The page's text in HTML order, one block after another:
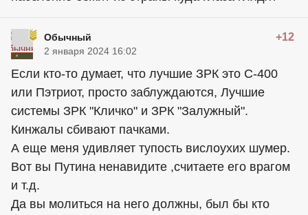
Обычный +12
2 января 2024 16:02
Если кто-то думает, что лучшие ЗРК это С-400
или Пэтриот, просто заблуждаются, Лучшие
системы ЗРК "Кличко" и ЗРК "Залужный".
Кинжалы сбивают пачками.
А еще меня удивляет тупость вислоухих шумер.
Вот вы Путина ненавидите ,считаете его врагом
и т.д.
Да вы молиться на него должны, был бы кто